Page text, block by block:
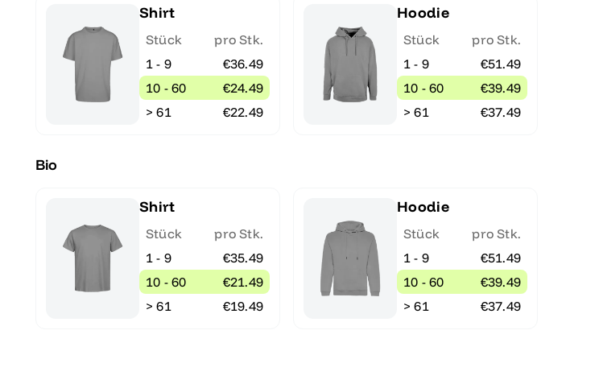
Shirt
Stück
pro Stk.
1 - 9
€36.49
10 - 60
€24.49
> 61
€22.49
Hoodie
Stück
pro Stk.
1 - 9
€51.49
10 - 60
€39.49
> 61
€37.49
Bio
Shirt
Stück
pro Stk.
1 - 9
€35.49
10 - 60
€21.49
> 61
€19.49
Hoodie
Stück
pro Stk.
1 - 9
€51.49
10 - 60
€39.49
> 61
€37.49